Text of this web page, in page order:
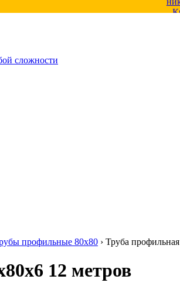
сложности
профильные 80х80 › Труба
12 метров